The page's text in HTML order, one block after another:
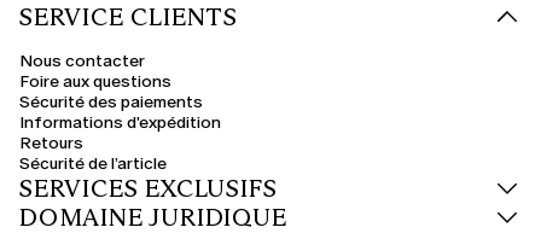
SERVICE CLIENTS
Nous contacter
Foire aux questions
Sécurité des paiements
Informations d'expédition
Retours
Sécurité de l’article
SERVICES EXCLUSIFS
DOMAINE JURIDIQUE